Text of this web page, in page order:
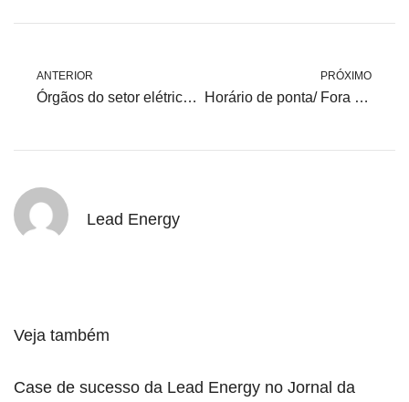
ANTERIOR
Órgãos do setor elétrico: Você sabe quais são os principais e o que eles fazem?
PRÓXIMO
Horário de ponta/ Fora de ponta e horário de pico: Conheça cada um deles
Lead Energy
Veja também
Case de sucesso da Lead Energy no Jornal da